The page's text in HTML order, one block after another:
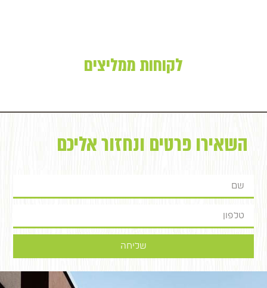
לקוחות ממליצים
השאירו פרטים ונחזור אליכם
שליחה